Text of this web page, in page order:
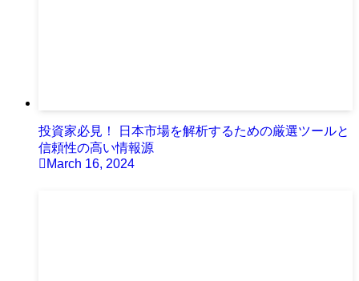
投資家必見！ 日本市場を解析するための厳選ツールと
信頼性の高い情報源
March 16, 2024